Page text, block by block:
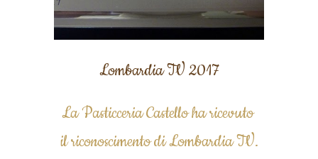
Lombardia TV 2017
La Pasticceria Castello ha ricevuto
il riconoscimento di Lombardia TV.